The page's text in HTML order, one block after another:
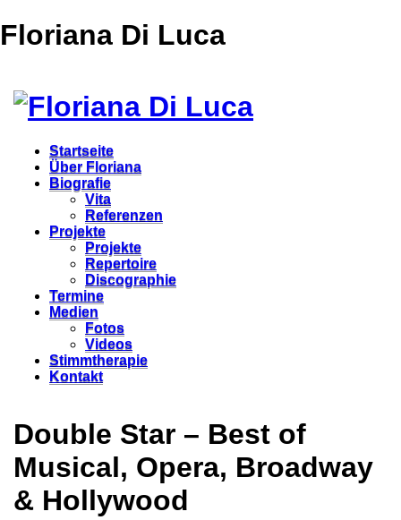
Floriana Di Luca
Startseite
Über Floriana
Biografie
Vita
Referenzen
Projekte
Projekte
Repertoire
Discographie
Termine
Medien
Fotos
Videos
Stimmtherapie
Kontakt
Double Star – Best of
Musical, Opera, Broadway
& Hollywood